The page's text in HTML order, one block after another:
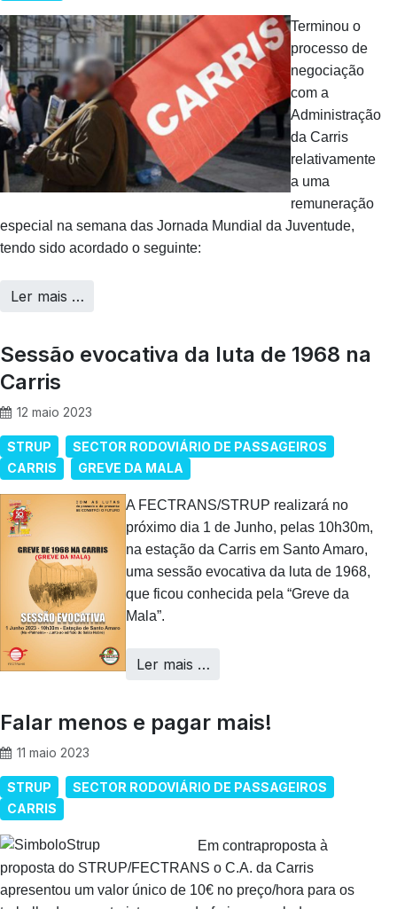
Terminou o
processo de
negociação
com a
Administração
da Carris
relativamente
a uma
remuneração
especial na semana das Jornada Mundial da Juventude,
tendo sido acordado o seguinte:
Ler mais …
Sessão evocativa da luta de 1968 na
Carris
12 maio 2023
STRUP
SECTOR RODOVIÁRIO DE PASSAGEIROS
CARRIS
GREVE DA MALA
A FECTRANS/STRUP realizará no
próximo dia 1 de Junho, pelas 10h30m,
na estação da Carris em Santo Amaro,
uma sessão evocativa da luta de 1968,
que ficou conhecida pela “Greve da
Mala”.
Ler mais …
Falar menos e pagar mais!
11 maio 2023
STRUP
SECTOR RODOVIÁRIO DE PASSAGEIROS
CARRIS
Em contraproposta à
proposta do STRUP/FECTRANS o C.A. da Carris
apresentou um valor único de 10€ no preço/hora para os